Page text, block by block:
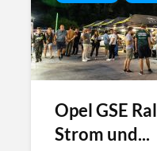
Opel GSE
Strom und...